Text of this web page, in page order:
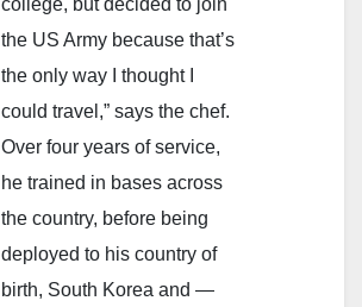
the US Army because that’s
the only way I thought I
could travel,” says the chef.
Over four years of service,
he trained in bases across
the country, before being
deployed to his country of
birth, South Korea and —